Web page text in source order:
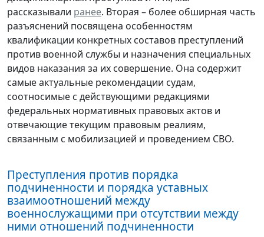
рассказывали ранее. Вторая – более обширная часть
разъяснений посвящена особенностям
квалификации конкретных составов преступлений
против военной службы и назначения специальных
видов наказания за их совершение. Она содержит
самые актуальные рекомендации судам,
соотносимые с действующими редакциями
федеральных нормативных правовых актов и
отвечающие текущим правовым реалиям,
связанным с мобилизацией и проведением СВО.
Преступления против порядка
подчиненности и порядка уставных
взаимоотношений между
военнослужащими при отсутствии между
ними отношений подчиненности